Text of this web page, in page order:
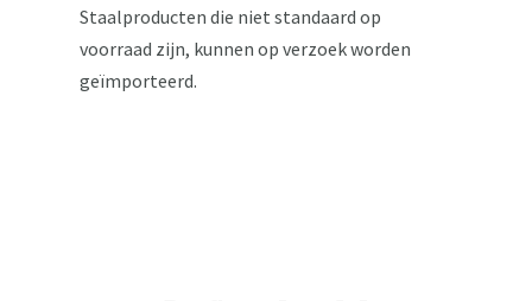
Staalproducten die niet standaard op
voorraad zijn, kunnen op verzoek worden
geïmporteerd.